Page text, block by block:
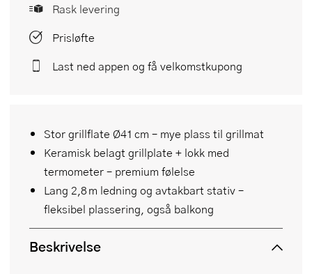
Stor grillflate Ø41 cm – mye plass til grillmat
Keramisk belagt grillplate + lokk med
termometer – premium følelse
Lang 2,8 m ledning og avtakbart stativ –
fleksibel plassering, også balkong
Beskrivelse
Rask levering
Prisløfte
Last ned appen og få velkomstkupong